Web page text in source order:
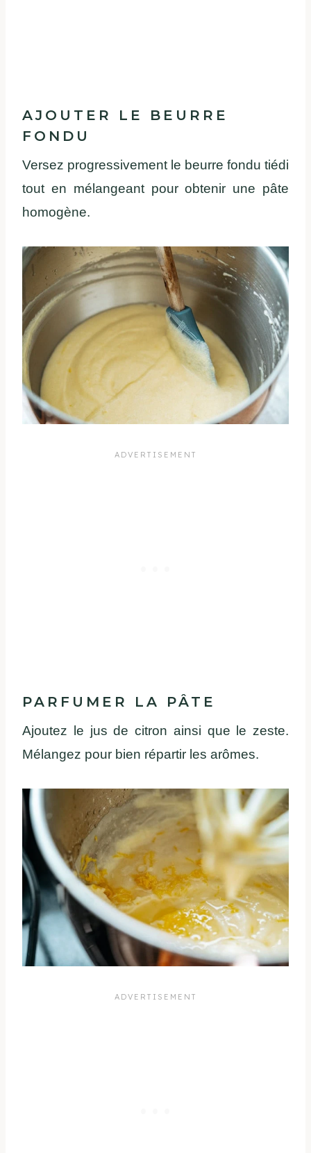
AJOUTER LE BEURRE
FONDU
Versez progressivement le beurre fondu tiédi
tout en mélangeant pour obtenir une pâte
homogène.
PARFUMER LA PÂTE
Ajoutez le jus de citron ainsi que le zeste.
Mélangez pour bien répartir les arômes.